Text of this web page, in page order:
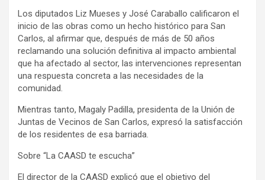
Los diputados Liz Mueses y José Caraballo calificaron el
inicio de las obras como un hecho histórico para San
Carlos, al afirmar que, después de más de 50 años
reclamando una solución definitiva al impacto ambiental
que ha afectado al sector, las intervenciones representan
una respuesta concreta a las necesidades de la
comunidad.
Mientras tanto, Magaly Padilla, presidenta de la Unión de
Juntas de Vecinos de San Carlos, expresó la satisfacción
de los residentes de esa barriada.
Sobre “La CAASD te escucha”
El director de la CAASD explicó que el objetivo del